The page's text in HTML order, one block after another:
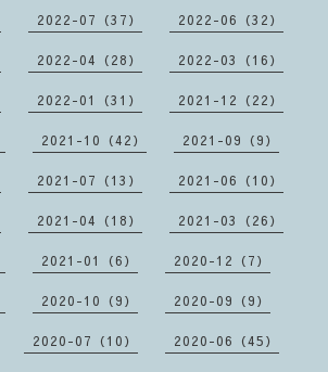
2022-07（37） 2022-06（32）
2022-04（28） 2022-03（16）
2022-01（31） 2021-12（22）
2021-10（42） 2021-09（9）
2021-07（13） 2021-06（10）
2021-04（18） 2021-03（26）
2021-01（6） 2020-12（7）
2020-10（9） 2020-09（9）
2020-07（10） 2020-06（45）